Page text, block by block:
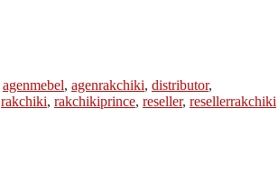
agenmebel, agenrakchiki, distributor,
rakchiki, rakchikiprince, reseller, resellerrakchiki